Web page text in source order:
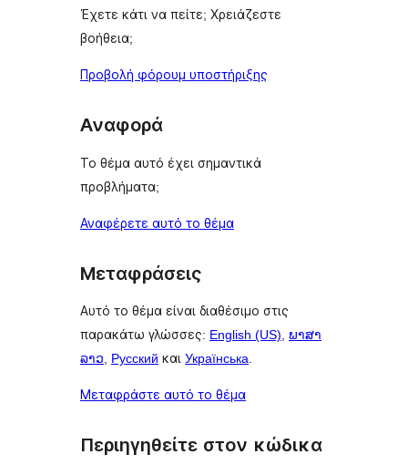
Έχετε κάτι να πείτε; Χρειάζεστε
βοήθεια;
Προβολή φόρουμ υποστήριξης
Αναφορά
Το θέμα αυτό έχει σημαντικά
προβλήματα;
Αναφέρετε αυτό το θέμα
Μεταφράσεις
Αυτό το θέμα είναι διαθέσιμο στις
παρακάτω γλώσσες: English (US), ພາສາ
ລາວ, Русский και Українська.
Μεταφράστε αυτό το θέμα
Περιηγηθείτε στον κώδικα